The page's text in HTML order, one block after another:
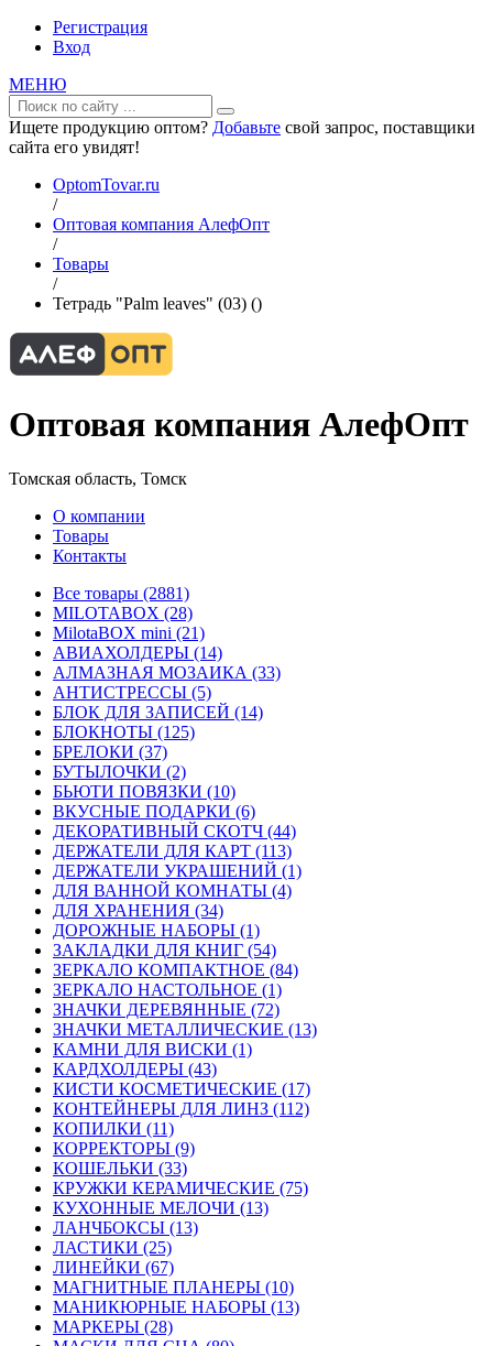
Регистрация
Вход
МЕНЮ
Ищете продукцию оптом? Добавьте свой запрос, поставщики
сайта его увидят!
OptomTovar.ru
/
Оптовая компания АлефОпт
/
Товары
/
Тетрадь "Palm leaves" (03) ()
Оптовая компания АлефОпт
Томская область, Томск
О компании
Товары
Контакты
Все товары (2881)
MILOTABOX (28)
MilotaBOX mini (21)
АВИАХОЛДЕРЫ (14)
АЛМАЗНАЯ МОЗАИКА (33)
АНТИСТРЕССЫ (5)
БЛОК ДЛЯ ЗАПИСЕЙ (14)
БЛОКНОТЫ (125)
БРЕЛОКИ (37)
БУТЫЛОЧКИ (2)
БЬЮТИ ПОВЯЗКИ (10)
ВКУСНЫЕ ПОДАРКИ (6)
ДЕКОРАТИВНЫЙ СКОТЧ (44)
ДЕРЖАТЕЛИ ДЛЯ КАРТ (113)
ДЕРЖАТЕЛИ УКРАШЕНИЙ (1)
ДЛЯ ВАННОЙ КОМНАТЫ (4)
ДЛЯ ХРАНЕНИЯ (34)
ДОРОЖНЫЕ НАБОРЫ (1)
ЗАКЛАДКИ ДЛЯ КНИГ (54)
ЗЕРКАЛО КОМПАКТНОЕ (84)
ЗЕРКАЛО НАСТОЛЬНОЕ (1)
ЗНАЧКИ ДЕРЕВЯННЫЕ (72)
ЗНАЧКИ МЕТАЛЛИЧЕСКИЕ (13)
КАМНИ ДЛЯ ВИСКИ (1)
КАРДХОЛДЕРЫ (43)
КИСТИ КОСМЕТИЧЕСКИЕ (17)
КОНТЕЙНЕРЫ ДЛЯ ЛИНЗ (112)
КОПИЛКИ (11)
КОРРЕКТОРЫ (9)
КОШЕЛЬКИ (33)
КРУЖКИ КЕРАМИЧЕСКИЕ (75)
КУХОННЫЕ МЕЛОЧИ (13)
ЛАНЧБОКСЫ (13)
ЛАСТИКИ (25)
ЛИНЕЙКИ (67)
МАГНИТНЫЕ ПЛАНЕРЫ (10)
МАНИКЮРНЫЕ НАБОРЫ (13)
МАРКЕРЫ (28)